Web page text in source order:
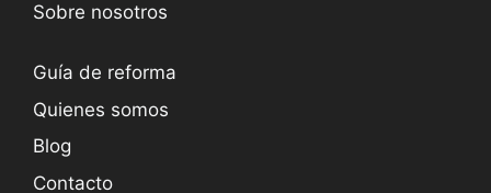
Sobre nosotros
Guía de reforma
Quienes somos
Blog
Contacto